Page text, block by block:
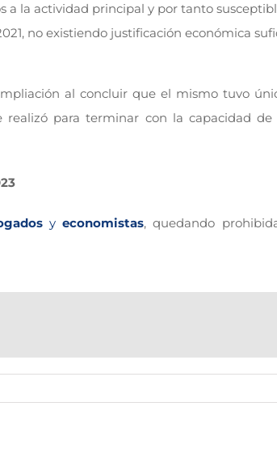
a la actividad principal y por tanto
no existiendo justificación económica
al concluir que el mismo tuvo
para terminar con la capacidad de
yeconomistas, quedando